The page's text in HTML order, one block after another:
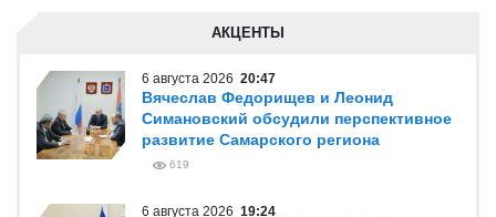
АКЦЕНТЫ
6 августа 2026 20:47
Вячеслав Федорищев и Леонид
Симановский обсудили перспективное
развитие Самарского региона
619
6 августа 2026 19:24